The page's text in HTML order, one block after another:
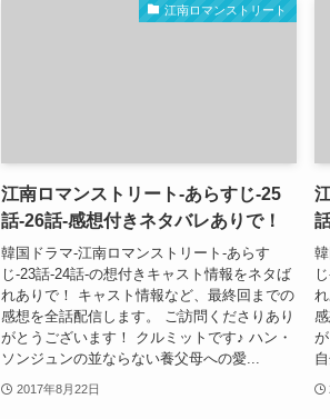
江南ロマンストリート
江南ロマンストリート-あらすじ-25
話-26話-感想付きネタバレありで！
韓国ドラマ-江南ロマンストリート-あらす
じ-23話-24話-の想付きキャスト情報をネタば
れありで！ キャスト情報など、最終回までの
感想を全話配信します。 ご訪問くださりあり
がとうございます！ クルミットです♪ ハン・
ソンジュンの並ならない養父母への愛...
2017年8月22日